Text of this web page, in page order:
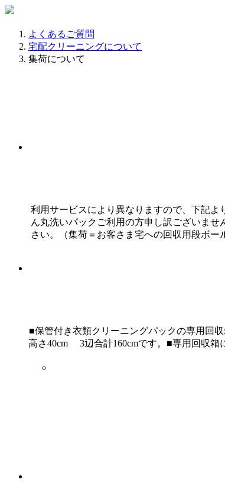
よくあるご質問
宅配クリーニングについて
集荷について
利用サービスにより異なりますので、下記よ
ん丸洗いパックご利用の方申し訳ございま
さい。（集荷＝お客さま宅への回収用段ボ
■保管付き衣類クリーニングパックの専用回
高さ40cm 3辺合計160cmです。■専用回収箱